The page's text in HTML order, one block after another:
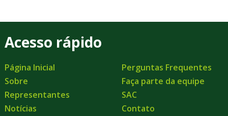
Acesso rápido
Página Inicial
Sobre
Representantes
Notícias
Perguntas Frequentes
Faça parte da equipe
SAC
Contato